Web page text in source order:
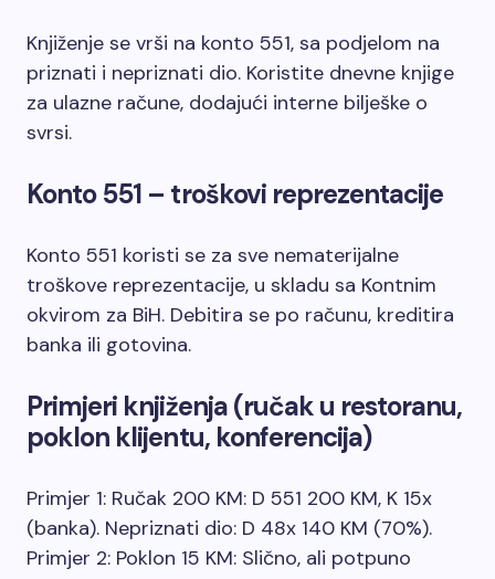
Knjiženje se vrši na konto 551, sa podjelom na
priznati i nepriznati dio. Koristite dnevne knjige
za ulazne račune, dodajući interne bilješke o
svrsi.
Konto 551 – troškovi reprezentacije
Konto 551 koristi se za sve nematerijalne
troškove reprezentacije, u skladu sa Kontnim
okvirom za BiH. Debitira se po računu, kreditira
banka ili gotovina.
Primjeri knjiženja (ručak u restoranu,
poklon klijentu, konferencija)
Primjer 1: Ručak 200 KM: D 551 200 KM, K 15x
(banka). Nepriznati dio: D 48x 140 KM (70%).
Primjer 2: Poklon 15 KM: Slično, ali potpuno